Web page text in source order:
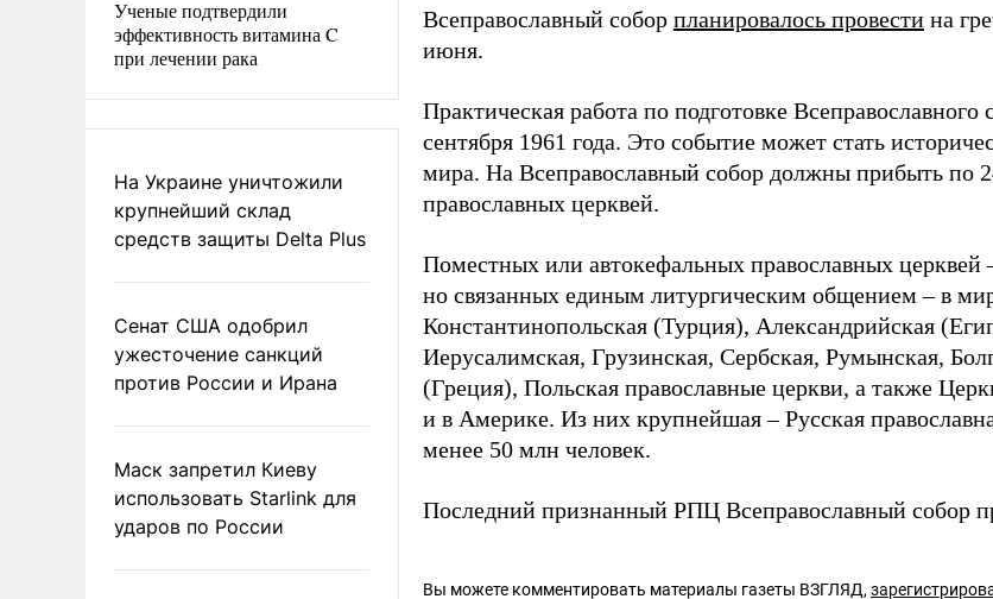
Ученые подтвердили
эффективность витамина C
при лечении рака
На Украине уничтожили
крупнейший склад
средств защиты Delta Plus
Сенат США одобрил
ужесточение санкций
против России и Ирана
Маск запретил Киеву
использовать Starlink для
ударов по России
Всеправославный собор планировалось провести на
июня.
Практическая работа по подготовке Всеправославного
сентября 1961 года. Это событие может стать
мира. На Всеправославный собор должны прибыть по
православных церквей.
Поместных или автокефальных православных церквей
но связанных единым литургическим общением – в
Константинопольская (Турция), Александрийская
Иерусалимская, Грузинская, Сербская, Румынская,
(Греция), Польская православные церкви, а также
и в Америке. Из них крупнейшая – Русская
менее 50 млн человек.
Последний признанный РПЦ Всеправославный собор
Вы можете комментировать материалы газеты ВЗГЛЯД,